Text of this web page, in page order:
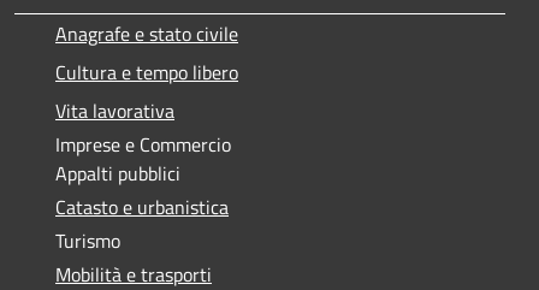
Anagrafe e stato civile
Cultura e tempo libero
Vita lavorativa
Imprese e Commercio
Appalti pubblici
Catasto e urbanistica
Turismo
Mobilità e trasporti